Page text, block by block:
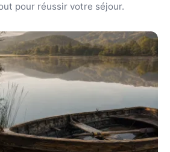
pour réussir votre séjour.